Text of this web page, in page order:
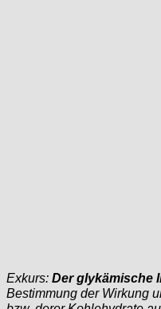
Exkurs: Der glykämische
Bestimmung der Wirkung